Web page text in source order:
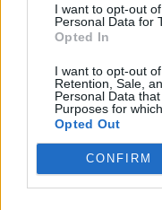
I want to opt-out
Personal Data for
Opted In
I want to opt-out
Retention, Sale,
Personal Data
Purposes for
Opted Out
CONFIRM